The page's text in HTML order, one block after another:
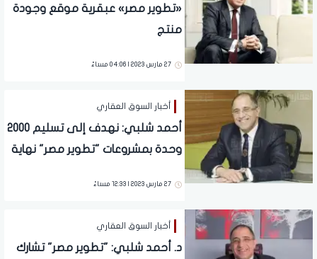
«تطوير مصر» عبقرية موقع وجودة
منتج
27 مارس 2023 | 04:06 مساءً
أخبار السوق العقاري
أحمد شلبي: نهدف إلى تسليم 2000
وحدة بمشروعات "تطوير مصر" نهاية
27 مارس 2023 | 12:33 مساءً
أخبار السوق العقاري
د. أحمد شلبي: "تطوير مصر" تشارك